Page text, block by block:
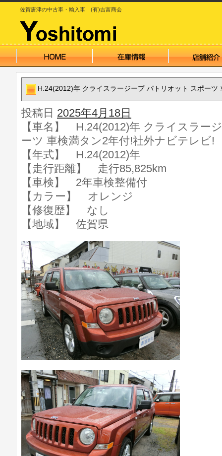
佐賀唐津の中古車・輸入車 (有)吉富商会
H.24(2012)年 クライスラージープ パトリオット スポーツ
投稿日 2025年4月18日
【車名】 H.24(2012)年 クライスラー
ーツ 車検満タン2年付!社外ナビテレビ!
【年式】 H.24(2012)年
【走行距離】 走行85,825km
【車検】 2年車検整備付
【カラー】 オレンジ
【修復歴】 なし
【地域】 佐賀県